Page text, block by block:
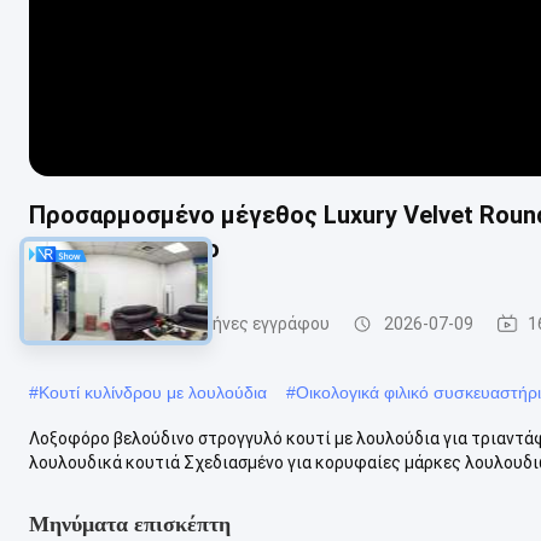
Προσαρμοσμένο μέγεθος Luxury Velvet
χρυσό λογότυπο
συσκευάζοντας σωλήνες εγγράφου 2026-07-09
#Κουτί κυλίνδρου με λουλούδια #Οικολογικά φιλικό
Λοξοφόρο βελούδινο στρογγυλό κουτί με λουλούδια για
λουλουδικά κουτιά Σχεδιασμένο για κορυφαίες μάρκες
Μηνύματα επισκέπτη